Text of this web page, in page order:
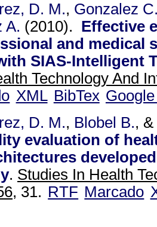
D. M., Gonzalez
A. (2010). Effective
and medical
SIAS-Intelligent
Technology And
XML BibTex
D. M., Blobel B., &
evaluation of
. Studies In Health
31. RTF Marcado